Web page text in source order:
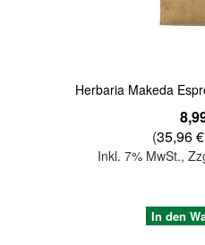
Herbaria Makeda
(35,96 €
Inkl. 7% MwSt.,
In den